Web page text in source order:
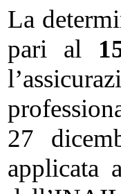
La
pari al
27
applicata